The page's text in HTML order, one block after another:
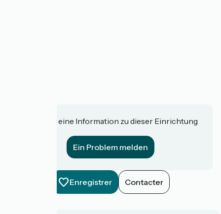
Haben Sie eine Information zu dieser Einrichtung
Ein Problem melden
Enregistrer Contacter